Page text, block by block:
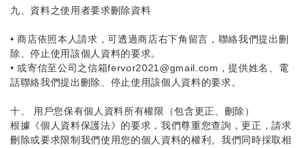
九、 資料之使用者要求刪除資料
• 商店依照本人請求，可透過商店右下角留言，聯絡我們提出刪
除、停止使用該個人資料的要求。
• 或寄信至公司之信箱fervor2021@gmail.com，提供姓名、電
話聯絡我們提出刪除、停止使用該個人資料的要求。
十、 用戶您保有個人資料所有權限（包含更正、刪除）
根據《個人資料保護法》的要求，我們尊重您查詢，更正，請求
刪除或要求限制我們使用您的個人資料的權利。我們同時採取相